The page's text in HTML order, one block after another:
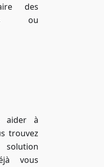
des
ou
aider à
trouvez
vous